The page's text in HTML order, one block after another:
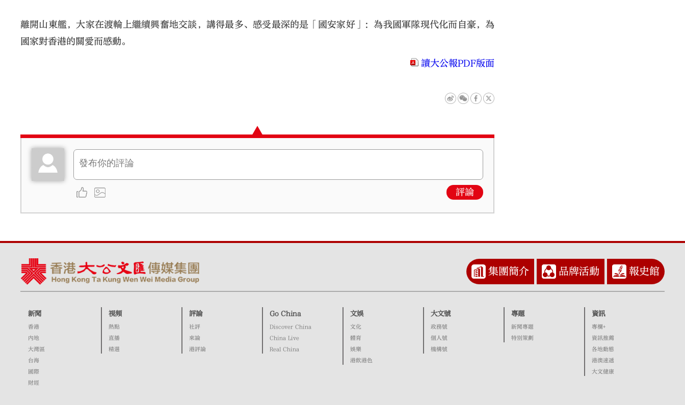
離開山東艦，大家在渡輪上繼續興奮地交談，講得最多、感受最深的是「國安家好」：為我國軍隊現代化而自豪，為
國家對香港的關愛而感動。
讀大公報PDF版面
評論
集團簡介 品牌活動 報史館
新聞
香港
內地
大灣區
台海
國際
財經
視頻
熱點
直播
精選
評論
社評
來論
港評論
Go China
Discover China
China Live
Real China
文娛
文化
體育
娛樂
港飲港色
大文號
政務號
個人號
機構號
專題
新聞專題
特別策劃
資訊
專欄+
資訊推薦
各地動態
港澳速遞
大文健康